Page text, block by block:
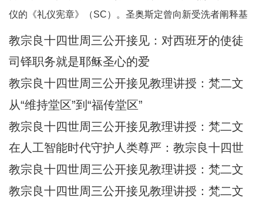
们的面容刻在祂的掌心上（参阅：依
四十九 16），祂对我们的爱，比母亲
对子女的爱更为
仪的《礼仪宪章》（SC）。圣奥斯定曾向新受洗者阐释基
督身体的奥迹，他引用了我们刚刚听到的圣保禄的这句经
12:27）他继而说道：“你们所领受的，正是属
教宗良十四世周三公开接见：​对西班牙的使徒
牧灵访问的反省
司铎职务就是耶稣圣心的爱
教宗良十四世周三公开接见教理讲授：梵二文
献 III：《礼仪宪章》
从“维持堂区”到“福传堂区”
教宗良十四世周三公开接见教理讲授：梵二文
献 III：《礼仪宪章》
在人工智能时代守护人类尊严：教宗良十四世
首封通谕《伟大的人类》预先品尝
教宗良十四世周三公开接见教理讲授：梵二文
献 III：《礼仪宪章》
教宗良十四世周三公开接见教理讲授：梵二文